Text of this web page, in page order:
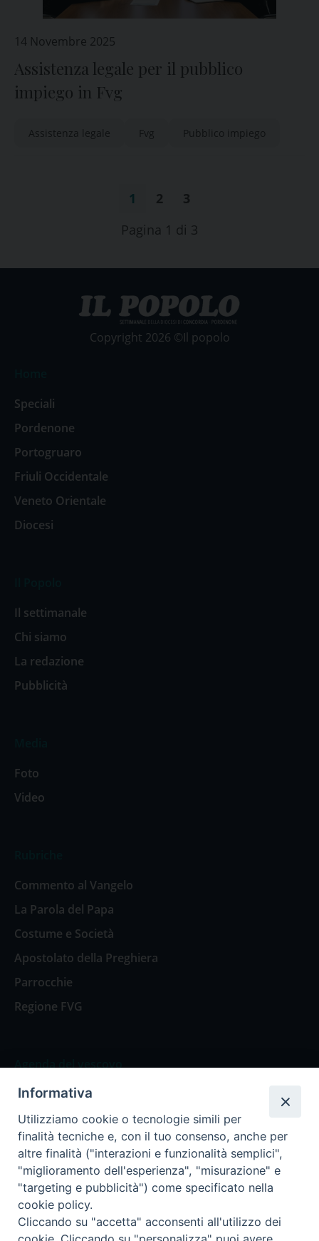
14 Novembre 2025
Assistenza legale per il pubblico
impiego in Fvg
Assistenza legale Fvg Pubblico impiego
1 2
3
Pagina 1 di 3
Copyright 2026 ©Il popolo
Speciali
Pordenone
Portogruaro
Friuli Occidentale
Veneto Orientale
Diocesi
Il settimanale
Chi siamo
La redazione
Pubblicità
Foto
Video
Commento al Vangelo
La Parola del Papa
Costume e Società
Apostolato della Preghiera
Parrocchie
Regione FVG
Agenda del vescovo
Agenda del vescovo
Privacy Policy Trasparenza
Termini e Condizioni
Informativa
Utilizziamo cookie o tecnologie simili per
finalità tecniche e, con il tuo consenso, anche per
altre finalità ("interazioni e funzionalità semplici",
"miglioramento dell'esperienza", "misurazione" e
"targeting e pubblicità") come specificato nella
cookie policy.
Cliccando su "accetta" acconsenti all'utilizzo dei